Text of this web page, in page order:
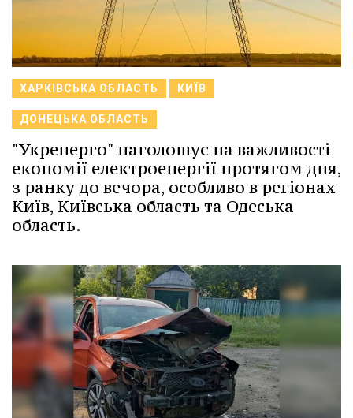
ХАРКІВСЬКА ОБЛАСТЬ КИЇВ
ДОНЕЦЬКА ОБЛАСТЬ
"Укренерго" наголошує на важливості
економії електроенергії протягом дня,
з ранку до вечора, особливо в регіонах
Київ, Київська область та Одеська
область.